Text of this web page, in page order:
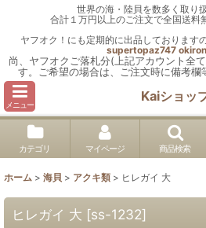
世界の海・陸貝を数多く取り
合計１万円以上のご注文で全国送料
ヤフオク！にも定期的に出品しております
supertopaz747
尚、ヤフオクご落札分(上記アカウント全
す。ご希望の場合は、ご注文時に備考欄
メニュー
Kaiショッ
カテゴリ マイページ 商品検索
ホーム > 海貝 > アクキ類 > ヒレガイ 大
ヒレガイ 大 [ss-1232]